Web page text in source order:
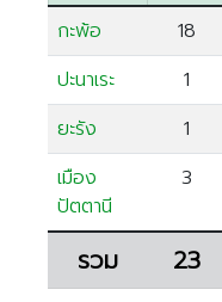
ภูเก็ต
ยะลา
ระนอง
สตูล
สระบุรี
สุราษฎร์ธานี
เชียงใหม่
กะพ้อ
18
ปะนาเระ
1
ยะรัง
1
เมือง
ปัตตานี
3
รวม 23